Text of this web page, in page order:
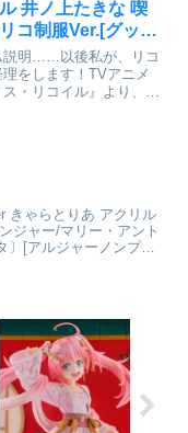
井ノ上たきな 喫
コ制服Ver.[グッド
カンパニー]が予
始
説明……以後私が、リコ
理をします！TVアニメ
ス・リコイル』より、
きゃらとりあ アクリル
ジャー/マリー・アント
〕[アルジャーノンプロ